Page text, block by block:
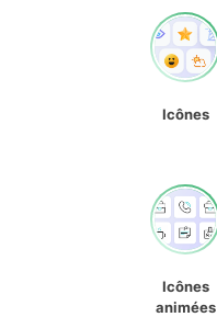
Icônes
Icônes
animées